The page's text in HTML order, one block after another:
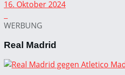
16. Oktober 2024
WERBUNG
Real Madrid